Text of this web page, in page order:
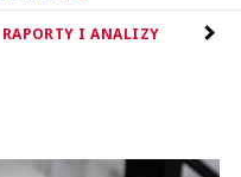
RAPORTY I ANALIZY